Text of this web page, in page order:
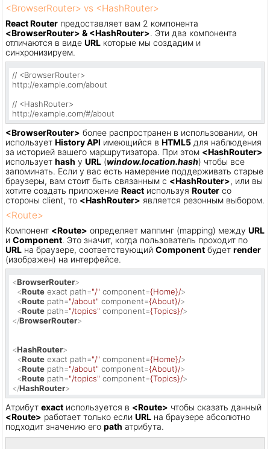
<BrowserRouter> vs <HashRouter>
React Router предоставляет вам 2 компонента
<BrowserRouter> & <HashRouter>. Эти два компонента
отличаются в виде URL которые мы создадим и
синхронизируем.
// <BrowserRouter>
http://example.com/about
// <HashRouter>
http://example.com/#/about
<BrowserRouter> более распространен в использовании, он
использует History API имеющийся в HTML5 для наблюдения
за историей вашего маршрутизатора. При этом <HashRouter>
использует hash у URL (window.location.hash) чтобы все
запоминать. Если у вас есть намерение поддерживать старые
браузеры, вам стоит быть связанным с <HashRouter>, или вы
хотите создать приложение React используя Router со
стороны client, то <HashRouter> является резонным выбором.
<Route>
Компонент <Route> определяет маппинг (mapping) между URL
и Component. Это значит, когда пользователь проходит по
URL на браузере, соответствующий Component будет render
(изображен) на интерфейсе.
<BrowserRouter>
<Route exact path="/" component={Home}/>
<Route path="/about" component={About}/>
<Route path="/topics" component={Topics}/>
</BrowserRouter>
<HashRouter>
<Route exact path="/" component={Home}/>
<Route path="/about" component={About}/>
<Route path="/topics" component={Topics}/>
</HashRouter>
Атрибут exact используется в <Route> чтобы сказать данный
<Route> работает только если URL на браузере абсолютно
подходит значению его path атрибута.